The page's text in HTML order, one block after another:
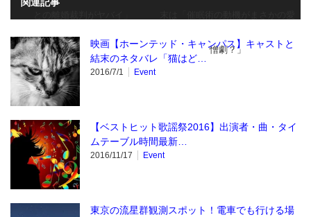
憎劇？」
映画【ホーンテッド・キャンパス】キャストと
結末のネタバレ「猫はど…
2016/7/1 Event
【ベストヒット歌謡祭2016】出演者・曲・タイ
ムテーブル時間最新…
2016/11/17 Event
東京の流星群観測スポット！電車でも行ける場